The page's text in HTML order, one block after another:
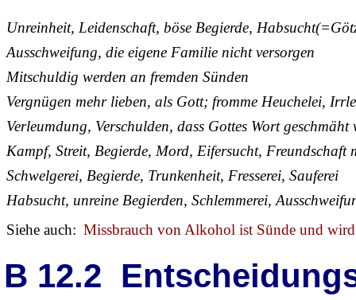
Unreinheit, Leidenschaft, böse Begierde,
Ausschweifung, die eigene Familie nicht versorgen
Mitschuldig werden an fremden Sünden
Vergnügen mehr lieben, als Gott; fromme Heuchelei,
Verleumdung, Verschulden, dass Gottes Wort geschmäht
Kampf, Streit, Begierde, Mord, Eifersucht, Freundschaft
Schwelgerei, Begierde, Trunkenheit, Fresserei, Sauferei
Habsucht, unreine Begierden, Schlemmerei,
Siehe auch: Missbrauch von Alkohol ist Sünde und
B 12.2